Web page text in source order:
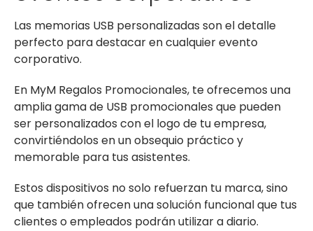
Las memorias USB personalizadas son el detalle
perfecto para destacar en cualquier evento
corporativo.
En MyM Regalos Promocionales, te ofrecemos una
amplia gama de USB promocionales que pueden
ser personalizados con el logo de tu empresa,
convirtiéndolos en un obsequio práctico y
memorable para tus asistentes.
Estos dispositivos no solo refuerzan tu marca, sino
que también ofrecen una solución funcional que tus
clientes o empleados podrán utilizar a diario.